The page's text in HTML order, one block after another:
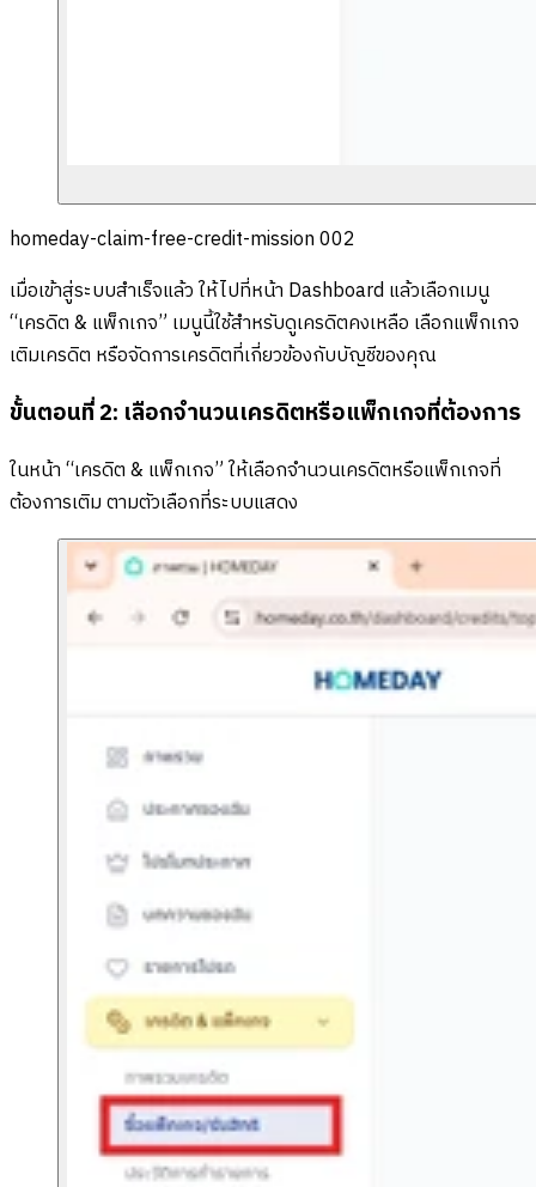
homeday-claim-free-credit-mission 002
เมื่อเข้าสู่ระบบสำเร็จแล้ว ให้ไปที่หน้า Dashboard แล้วเลือกเมนู
“เครดิต & แพ็กเกจ” เมนูนี้ใช้สำหรับดูเครดิตคงเหลือ เลือกแพ็กเกจ
เติมเครดิต หรือจัดการเครดิตที่เกี่ยวข้องกับบัญชีของคุณ
ขั้นตอนที่ 2: เลือกจำนวนเครดิตหรือแพ็กเกจที่ต้องการ
ในหน้า “เครดิต & แพ็กเกจ” ให้เลือกจำนวนเครดิตหรือแพ็กเกจที่
ต้องการเติม ตามตัวเลือกที่ระบบแสดง